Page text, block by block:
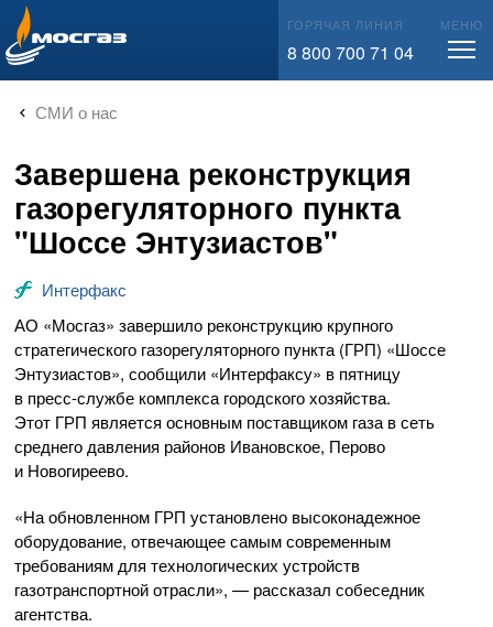
info@mos-gaz.ru ГОРЯЧАЯ ЛИНИЯ
8 800 700 71 04
МЕНЮ
СМИ о нас
Завершена реконструкция
газорегуляторного пункта
"Шоссе Энтузиастов"
Интерфакс
АО «Мосгаз» завершило реконструкцию крупного
стратегического газорегуляторного пункта (ГРП) «Шоссе
Энтузиастов», сообщили «Интерфаксу» в пятницу
в пресс-службе комплекса городского хозяйства.
Этот ГРП является основным поставщиком газа в сеть
среднего давления районов Ивановское, Перово
и Новогиреево.
«На обновленном ГРП установлено высоконадежное
оборудование, отвечающее самым современным
требованиям для технологических устройств
газотранспортной отрасли», — рассказал собеседник
агентства.